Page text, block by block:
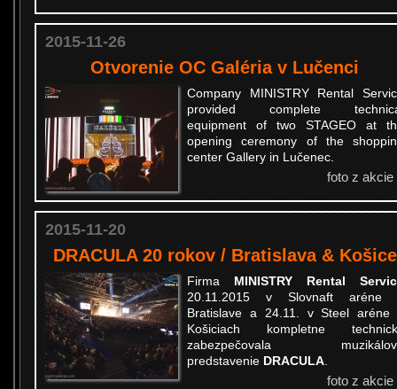
2015-11-26
Otvorenie OC Galéria v Lučenci
Company MINISTRY Rental
provided complete
equipment of two STAGEO at
opening ceremony of the
center Gallery in Lučenec.
foto z akcie
2015-11-20
DRACULA 20 rokov / Bratislava & Košice
FirmaMINISTRY Rental
20.11.2015 v Slovnaft aréne
Bratislave a 24.11. v Steel aréne
Košiciach kompletne
zabezpečovala
predstavenieDRACULA.
foto z akcie